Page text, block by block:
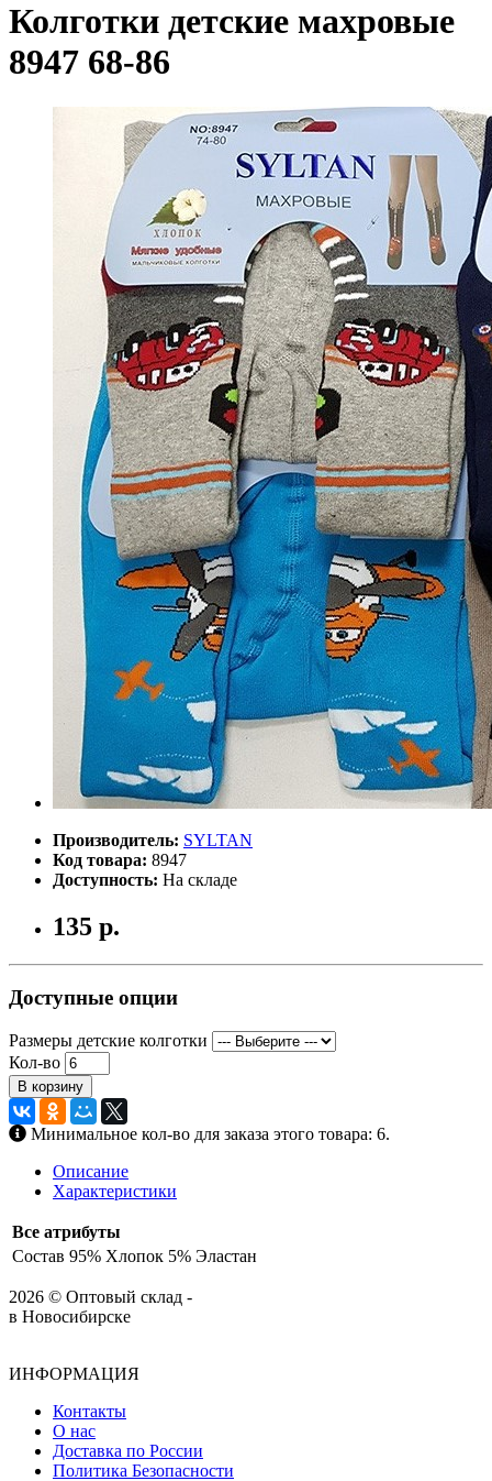
Колготки детские махровые
8947 68-86
Производитель: SYLTAN
Код товара: 8947
Доступность: На складе
135 р.
Доступные опции
Размеры детские колготки
Кол-во
В корзину
Минимальное кол-во для заказа этого товара: 6.
Описание
Характеристики
Все атрибуты
Состав 95% Хлопок 5% Эластан
2026 © Оптовый склад -
в Новосибирске
ИНФОРМАЦИЯ
Контакты
О нас
Доставка по России
Политика Безопасности